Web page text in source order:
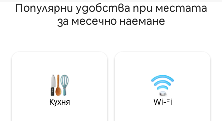
Популярни удобства при местата
за месечно наемане
Кухня Wi-Fi